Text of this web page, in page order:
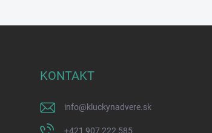
KONTAKT
info@kluckynadvere.sk
+421 907 222 585